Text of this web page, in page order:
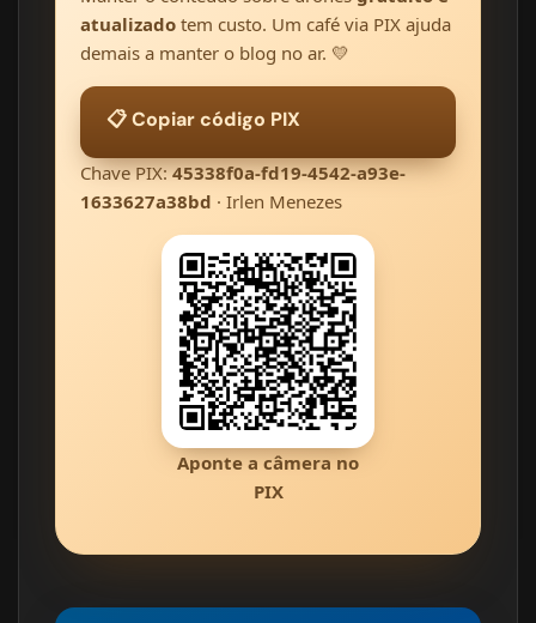
atualizado tem custo. Um café via PIX ajuda
demais a manter o blog no ar. 💛
📋 Copiar código PIX
Chave PIX:45338f0a-fd19-4542-a93e-
1633627a38bd · Irlen Menezes
Aponte a câmera no
PIX